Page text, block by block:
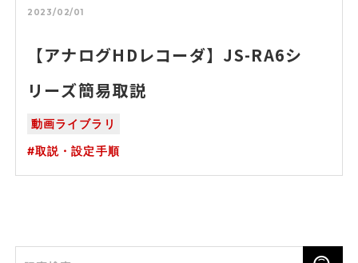
2023/02/01
【アナログHDレコーダ】JS-RA6シ
リーズ簡易取説
動画ライブラリ
取説・設定手順